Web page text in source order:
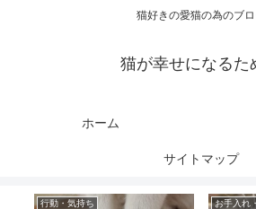
猫好きの愛猫の為のブ
猫が幸せになるた
ホーム
サイトマップ
行動・気持ち お手入れ